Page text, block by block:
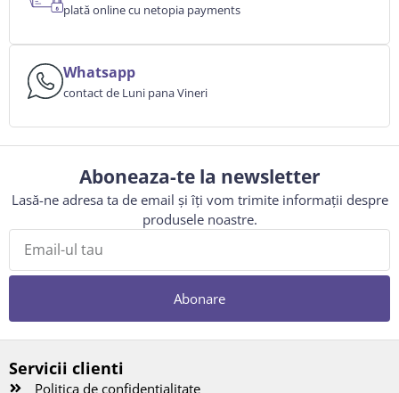
plată online cu netopia payments
Whatsapp
contact de Luni pana Vineri
Aboneaza-te la newsletter
Lasă-ne adresa ta de email și îți vom trimite informații despre
produsele noastre.
Abonare
Servicii clienti
Politica de confidentialitate